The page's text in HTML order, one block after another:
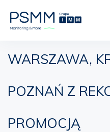
WARSZAWA,
POZNAŃ Z
PROMOCJĄ